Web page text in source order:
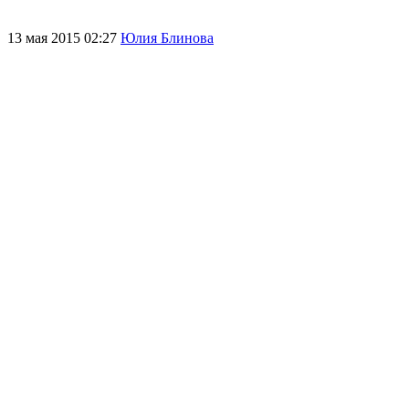
13 мая 2015 02:27 Юлия Блинова